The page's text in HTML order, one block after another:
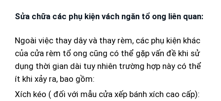
Sửa chữa các phụ kiện vách ngăn tổ ong liên quan:
Ngoài việc thay dây và thay rèm, các phụ kiện khác
của cửa rèm tổ ong cũng có thể gặp vấn đề khi sử
dụng thời gian dài tuy nhiên trường hợp này có thể
ít khi xảy ra, bao gồm:
Xích kéo ( đối với mẫu cửa xếp bánh xích cao cấp):